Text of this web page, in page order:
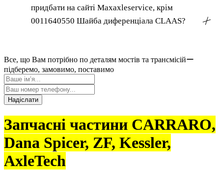
придбати на сайті Maxaxleservice, крім
0011640550 Шайба диференціала CLAAS?
╳
Все, що Вам потрібно по деталям мостів та трансмісійー
підберемо, замовимо, поставимо
Надіслати
Запчасні частини CARRARO,
Dana Spicer, ZF, Kessler,
AxleTech